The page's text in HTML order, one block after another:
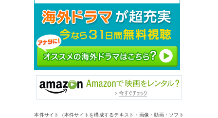
本件サイト（本件サイトを構成するテキスト・画像・動画・ソフト